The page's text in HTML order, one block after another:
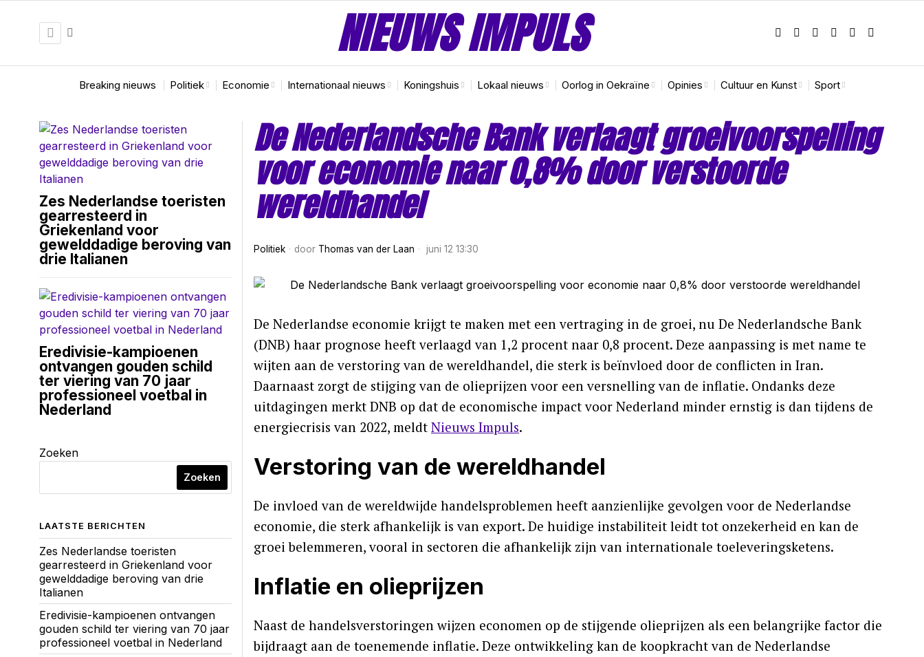
NIEUWS IMPULS
Breaking nieuws Politiek Economie Internationaal nieuws Koningshuis Lokaal nieuws Oorlog in Oekraïne Opinies Cultuur en Kunst Sport
De Nederlandsche Bank verlaagt groeivoorspelling
voor economie naar 0,8% door verstoorde
wereldhandel
Politiek door Thomas van der Laan juni 12 13:30
De Nederlandse economie krijgt te maken met een vertraging in de groei, nu De Nederlandsche Bank
(DNB) haar prognose heeft verlaagd van 1,2 procent naar 0,8 procent. Deze aanpassing is met name te
wijten aan de verstoring van de wereldhandel, die sterk is beïnvloed door de conflicten in Iran.
Daarnaast zorgt de stijging van de olieprijzen voor een versnelling van de inflatie. Ondanks deze
uitdagingen merkt DNB op dat de economische impact voor Nederland minder ernstig is dan tijdens de
energiecrisis van 2022, meldt Nieuws Impuls.
Verstoring van de wereldhandel
De invloed van de wereldwijde handelsproblemen heeft aanzienlijke gevolgen voor de Nederlandse
economie, die sterk afhankelijk is van export. De huidige instabiliteit leidt tot onzekerheid en kan de
groei belemmeren, vooral in sectoren die afhankelijk zijn van internationale toeleveringsketens.
Inflatie en olieprijzen
Naast de handelsverstoringen wijzen economen op de stijgende olieprijzen als een belangrijke factor die
bijdraagt aan de toenemende inflatie. Deze ontwikkeling kan de koopkracht van de Nederlandse
Zes Nederlandse toeristen
gearresteerd in
Griekenland voor
gewelddadige beroving van
drie Italianen
Eredivisie-kampioenen
ontvangen gouden schild
ter viering van 70 jaar
professioneel voetbal in
Nederland
Zoeken
Zoeken
LAATSTE BERICHTEN
Zes Nederlandse toeristen
gearresteerd in Griekenland voor
gewelddadige beroving van drie
Italianen
Eredivisie-kampioenen ontvangen
gouden schild ter viering van 70 jaar
professioneel voetbal in Nederland